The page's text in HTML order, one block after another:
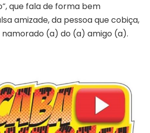
que fala de forma bem
amizade, da pessoa que cobiça,
(a) do (a) amigo (a).